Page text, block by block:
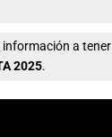
a tener
2025.